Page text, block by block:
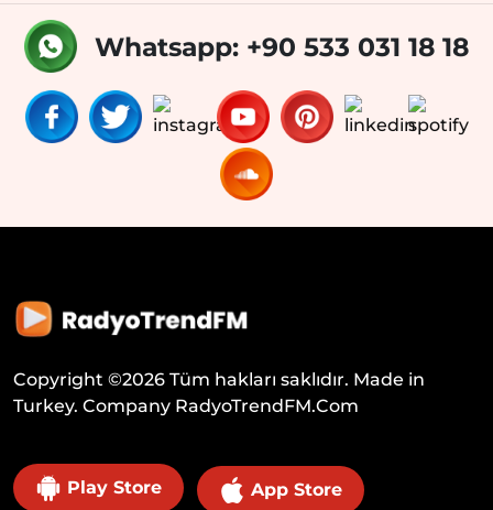
Whatsapp: +90 533 031 18 18
Copyright ©2026 Tüm hakları saklıdır. Made in
Turkey. Company RadyoTrendFM.Com
Play Store App Store